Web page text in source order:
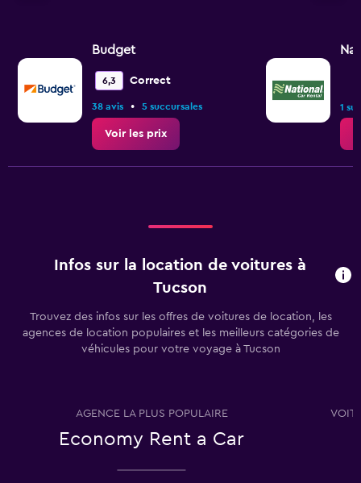
Budget
6,3 Correct
38 avis • 5 succursales
Voir les prix
1
Infos sur la location de voitures à
Tucson
Trouvez des infos sur les offres de voitures de location, les
agences de location populaires et les meilleurs catégories de
véhicules pour votre voyage à Tucson
AGENCE LA PLUS POPULAIRE
Economy Rent a Car